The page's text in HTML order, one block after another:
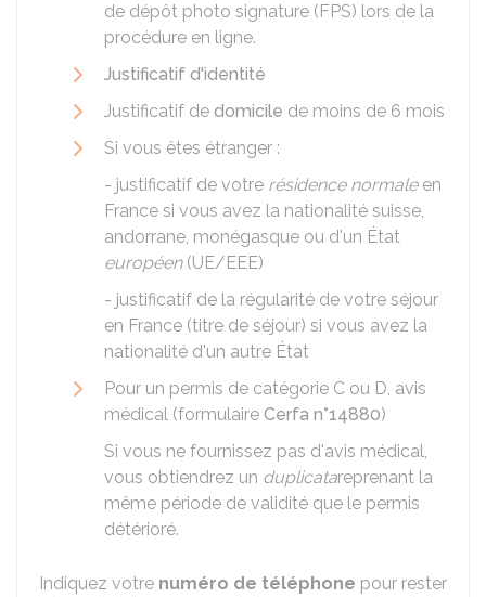
de dépôt photo signature (FPS) lors de la
procédure en ligne.
Justificatif d'identité
Justificatif de domicile de moins de 6 mois
Si vous êtes étranger :
- justificatif de votre résidence normaleen
France si vous avez la nationalité suisse,
andorrane, monégasque ou d'un État
européen(UE/EEE)
- justificatif de la régularité de votre séjour
en France (titre de séjour) si vous avez la
nationalité d'un autre État
Pour un permis de catégorie C ou D, avis
médical (formulaire Cerfa n°14880)
Si vous ne fournissez pas d'avis médical,
vous obtiendrez un duplicatareprenant la
même période de validité que le permis
détérioré.
Indiquez votre numéro de téléphone pour rester